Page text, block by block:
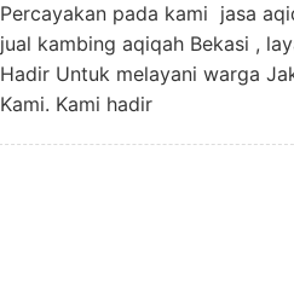
Percayakan pada kami jasa
jual kambing aqiqah Bekasi ,
Hadir Untuk melayani warga
Kami. Kami hadir